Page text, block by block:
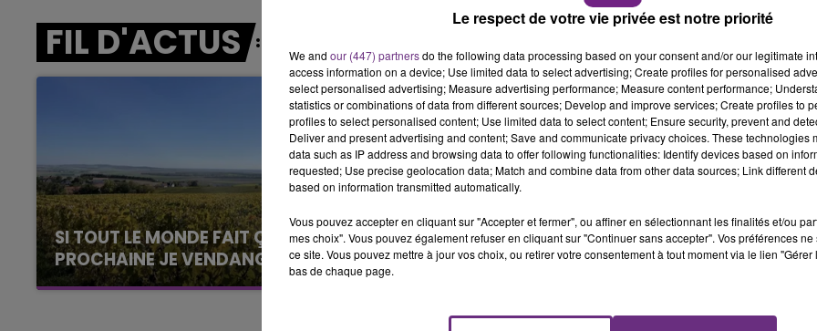
FIL D'ACTUS
SI TOUT LE MONDE FAIT ÇA, MOI L'ANNÉE
PROCHAINE JE VENDANGE EN...
La vendange en Champagne a débuté ce jeudi
L'INSPECTION DU TRAVAIL RAPPELLE À
L'ORDRE SUR LES CONDITIONS DE...
l'inspection du Travail en profite pour rappeler
Le respect de votre vie privée est notre priorité
We and our (447) partnersdo the following data processing based on your consent and/or our legitimate
access information on a device; Use limited data to select advertising; Create profiles for personalised
select personalised advertising; Measure advertising performance; Measure content performance;
statistics or combinations of data from different sources; Develop and improve services; Create profiles to
profiles to select personalised content; Use limited data to select content; Ensure security, prevent and
Deliver and present advertising and content; Save and communicate privacy choices. These technologies
data such as IP address and browsing data to offer following functionalities: Identify devices based on
requested; Use precise geolocation data; Match and combine data from other data sources; Link different
based on information transmitted automatically.
Vous pouvez accepter en cliquant sur "Accepter et fermer", ou affiner en sélectionnant les finalités et/ou
mes choix". Vous pouvez également refuser en cliquant sur "Continuer sans accepter". Vos préférences
ce site. Vous pouvez mettre à jour vos choix, ou retirer votre consentement à tout moment via le lien
bas de chaque page.